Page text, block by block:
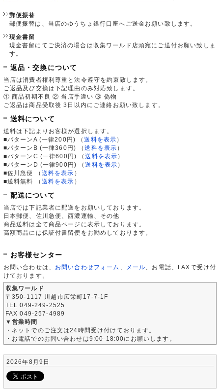
郵便振替
郵便振替は、当店のゆうちょ銀行口座へご送金お願い致します。
現金書留
現金書留にてご決済の場合は収集ワールド店頭宛にご送付お願い致しま
す。
返品・交換について
当店は消費者権利尊重と法令遵守を約束致します。
ご返品及び交換は下記理由のみ対応致します。
① 商品初期不良 ② 当店手違い ③ 偽物
ご返品は商品受取後 3日以内にご連絡お願い致します。
送料について
送料は下記よりお客様が選択します。
■パターンA (一律200円)
（送料を表示 ）
■パターンB (一律360円)
（送料を表示 ）
■パターンC (一律600円)
（送料を表示 ）
■パターンD (一律900円)
（送料を表示 ）
■佐川急便
（ 送料を表示 ）
■送料無料
（ 送料を表示 ）
配送について
当店では下記業者に配送をお願いしております。
日本郵便、佐川急便、西濃運輸、その他
商品送料は全て商品ページに表示しております。
高額商品には保証付書留便をお勧めしております。
お客様センター
お問い合わせは、 お問い合わせフォーム メール 、お電話、FAXで受け付
けております。
収集ワールド
〒350-1117 川越市広栄町17-7-1F
TEL 049-249-2525
FAX 049-257-4989
▼営業時間
・ネットでのご注文は24時間受け付けております。
・お電話でのお問い合わせは9:00-18:00にお願いします。
2026年8月9日